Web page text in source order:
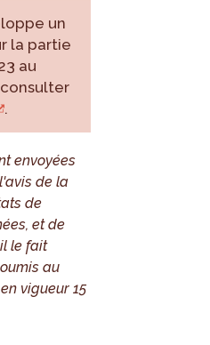
un
la partie
au
.
envoyées
de la
de
et de
le fait
au
vigueur 15